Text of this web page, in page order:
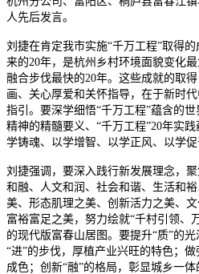
人先后发言。
刘捷在肯定我市实施“千万工程”取得
来的20年，是杭州乡村环境面貌变化
融合步伐最快的20年。这些成就的取
画、关心厚爱和关怀指导，在于新时
指引。要深学细悟“千万工程”蕴含的
精神的精髓要义、“千万工程”20年实
学铸魂、以学增智、以学正风、以学促
刘捷强调，要深入践行新发展理念，
和融、人文和润、社会和谐、生活和
美、形态肌理之美、创新活力之美、
富裕富足之美，努力绘就“千村引领、
的现代版富春山居图。要提升“质”的
“进”的步伐，厚植产业兴旺的特色；
成色；创新“融”的格局，彰显城乡一